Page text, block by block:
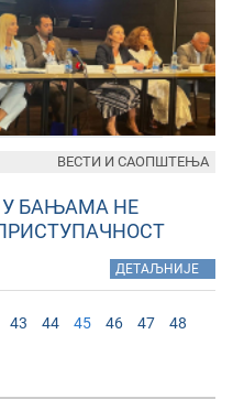
У БАЊАМА НЕ
ДЕТАЉНИЈЕ
ВЕСТИ И САОПШТЕЊА
43 44 45 46 47
48